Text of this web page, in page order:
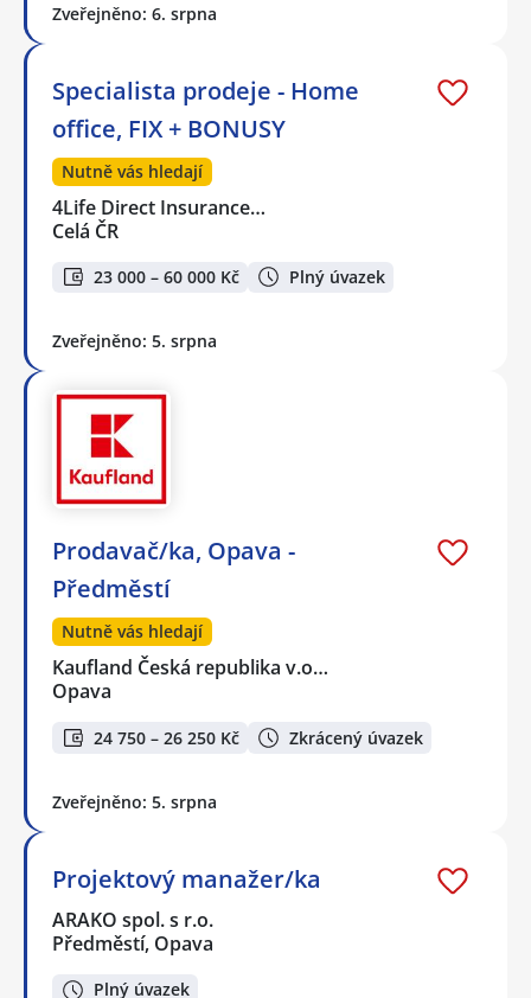
Zveřejněno: 6. srpna
Specialista prodeje - Home
office, FIX + BONUSY
Nutně vás hledají
4Life Direct Insurance…
Celá ČR
23 000 – 60 000 Kč Plný úvazek
Zveřejněno: 5. srpna
Prodavač/ka, Opava -
Předměstí
Nutně vás hledají
Kaufland Česká republika v.o…
Opava
24 750 – 26 250 Kč Zkrácený úvazek
Zveřejněno: 5. srpna
Projektový manažer/ka
ARAKO spol. s r.o.
Předměstí, Opava
Plný úvazek